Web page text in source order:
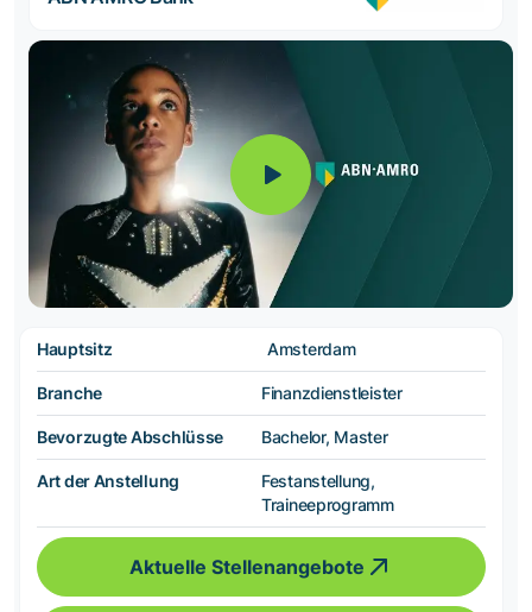
Hauptsitz Amsterdam
Branche Finanzdienstleister
Bevorzugte Abschlüsse Bachelor, Master
Art der Anstellung
Festanstellung,
Traineeprogramm
Aktuelle Stellenangebote